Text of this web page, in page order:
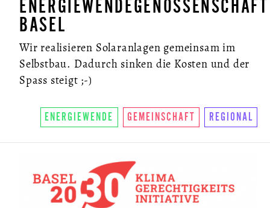
ENERGIEWENDEGENOSSENSCHAFT
BASEL
Wir realisieren Solaranlagen gemeinsam im
Selbstbau. Dadurch sinken die Kosten und der
Spass steigt ;-)
ENERGIEWENDE GEMEINSCHAFT REGIONAL